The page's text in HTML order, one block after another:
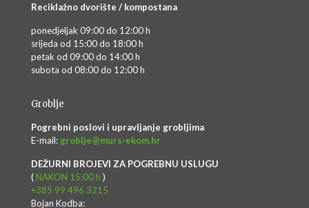
Reciklažno dvorište / kompostana
ponedjeljak 09:00 do 12:00 h
srijeda od 15:00 do 18:00 h
petak od 09:00 do 14:00 h
subota od 08:00 do 12:00 h
Groblje
Pogrebni poslovi i upravljanje grobljima
E-mail: groblje@murs-ekom.hr
DEŽURNI BROJEVI ZA POGREBNU USLUGU
( NAKON 15:00 h )
+385 99 496 3215
Bojan Kodba: